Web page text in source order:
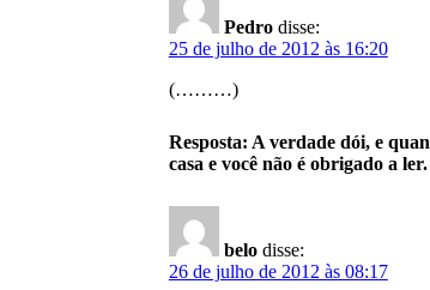
Pedro disse:
25 de julho de 2012 às 16:20
(………)
Resposta: A verdade dói, e
casa e você não é obrigado a
belo disse:
26 de julho de 2012 às 08:17